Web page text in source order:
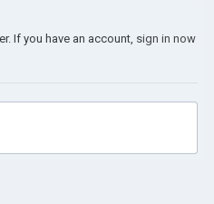
If you have an account, sign in now